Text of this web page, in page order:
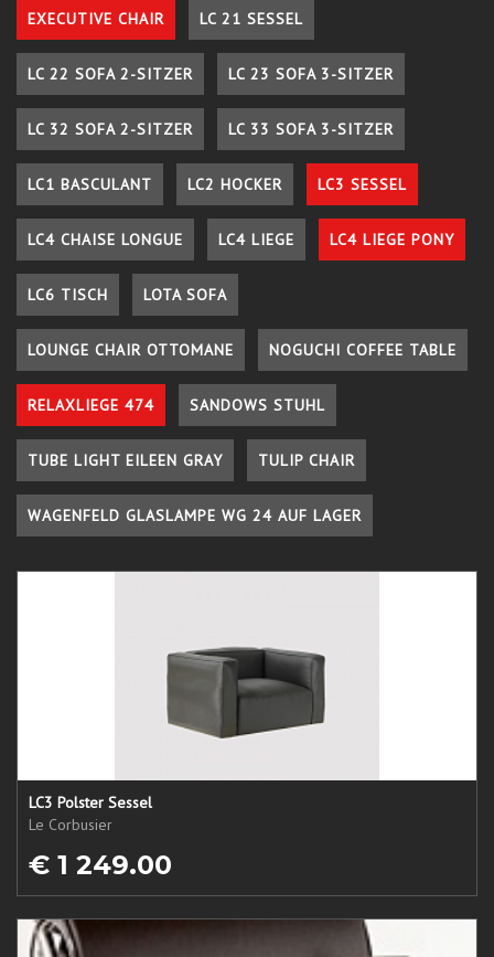
EXECUTIVE CHAIR LC 21 SESSEL
LC 22 SOFA 2-SITZER LC 23 SOFA 3-SITZER
LC 32 SOFA 2-SITZER LC 33 SOFA 3-SITZER
LC1 BASCULANT LC2 HOCKER LC3 SESSEL
LC4 CHAISE LONGUE LC4 LIEGE LC4 LIEGE PONY
LC6 TISCH LOTA SOFA
LOUNGE CHAIR OTTOMANE NOGUCHI COFFEE TABLE
RELAXLIEGE 474 SANDOWS STUHL
TUBE LIGHT EILEEN GRAY TULIP CHAIR
WAGENFELD GLASLAMPE WG 24 AUF LAGER
LC3 Polster Sessel
Le Corbusier
€ 1 249.00